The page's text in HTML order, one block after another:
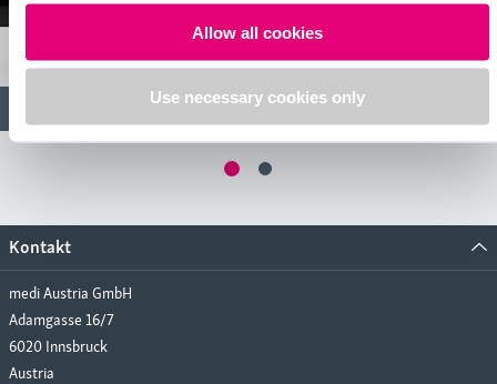
Allow all cookies
Use necessary cookies only
Kontakt
medi Austria GmbH
Adamgasse 16/7
6020 Innsbruck
Austria